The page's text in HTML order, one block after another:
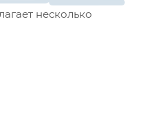
несколько